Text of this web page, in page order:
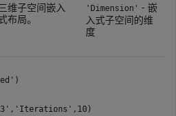
维子空间嵌入
布局。
'Dimension' - 嵌
入式子空间的维
度